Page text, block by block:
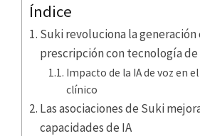
Índice
Suki revoluciona la generación
prescripción con tecnología de
Impacto de la IA de voz en
clínico
Las asociaciones de Suki
capacidades de IA